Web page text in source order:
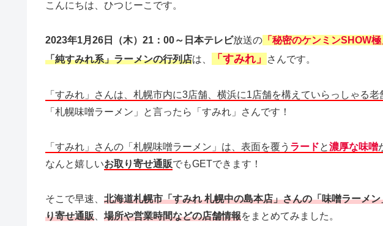
こんにちは、ひつじーこです。
2023年1月26日（木）21：00～日本テレビ放送の 「秘密のケンミンSHOW極
「純すみれ系」ラーメンの行列店は、 「すみれ」 さんです。
「すみれ」さんは、札幌市内に3店舗、横浜に1店舗を構えていらっしゃる老
「札幌味噌ラーメン」と言ったら「すみれ」さんです！
「すみれ」さんの「札幌味噌ラーメン」は、表面を覆う ラードと濃厚な味噌
なんと嬉しいお取り寄せ通販でもGETできます！
そこで早速、 北海道札幌市「すみれ 札幌中の島本店」さんの「味噌ラーメ
り寄せ通販
場所や営業時間などの店舗情報をまとめてみました。